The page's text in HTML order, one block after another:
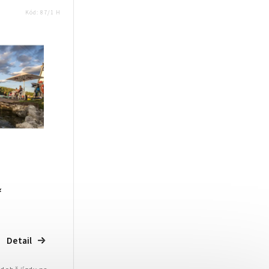
Detail
Kód:87/1 H